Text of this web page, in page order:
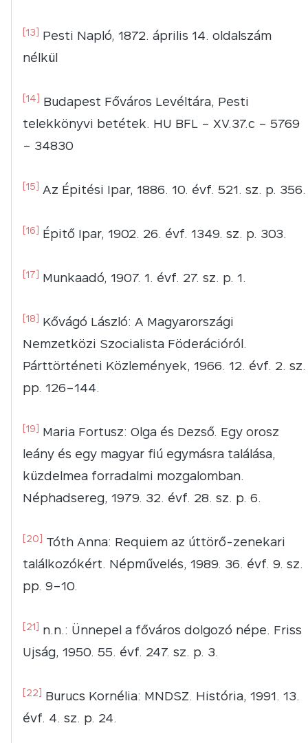
[13] Pesti Napló, 1872. április 14. oldalszám
nélkül
[14] Budapest Főváros Levéltára, Pesti
telekkönyvi betétek. HU BFL – XV.37.c – 5769
– 34830
[15] Az Épitési Ipar, 1886. 10. évf. 521. sz. p. 356.
[16] Épitő Ipar, 1902. 26. évf. 1349. sz. p. 303.
[17] Munkaadó, 1907. 1. évf. 27. sz. p. 1.
[18] Kővágó László: A Magyarországi
Nemzetközi Szocialista Föderációról.
Párttörténeti Közlemények, 1966. 12. évf. 2. sz.
pp. 126–144.
[19] Maria Fortusz: Olga és Dezső. Egy orosz
leány és egy magyar fiú egymásra találása,
küzdelmea forradalmi mozgalomban.
Néphadsereg, 1979. 32. évf. 28. sz. p. 6.
[20] Tóth Anna: Requiem az úttörő-zenekari
találkozókért. Népművelés, 1989. 36. évf. 9. sz.
pp. 9–10.
[21] n.n.: Ünnepel a főváros dolgozó népe. Friss
Ujság, 1950. 55. évf. 247. sz. p. 3.
[22] Burucs Kornélia: MNDSZ. História, 1991. 13.
évf. 4. sz. p. 24.